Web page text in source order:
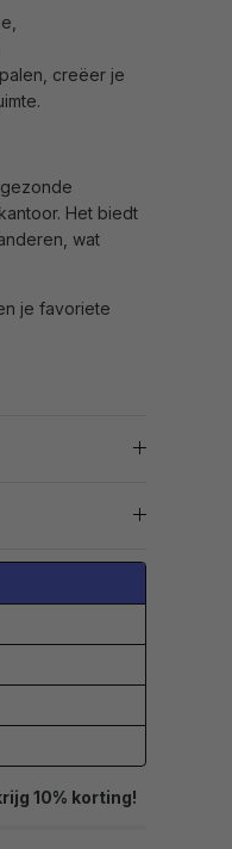
creëer je
Het biedt
wat
je favoriete
10% korting!